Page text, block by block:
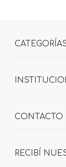
RECIBÍ
CONTACTO